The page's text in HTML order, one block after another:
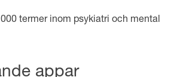
termer inom psykiatri och mental
appar